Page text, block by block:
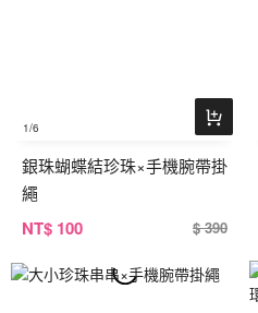
1/6
銀珠蝴蝶結珍珠×手機腕帶掛
繩
NT$ 100 $ 390